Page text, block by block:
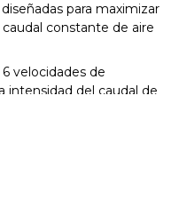
para maximizar
constante de aire
velocidades de
intensidad del caudal de
de un sistema de
realizar la función
y, en sentido contrario,
hacia el suelo y